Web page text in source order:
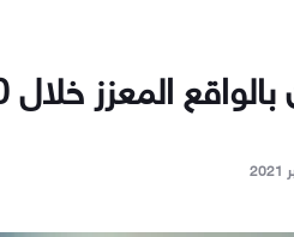
المعزز خلال 10 سنوات